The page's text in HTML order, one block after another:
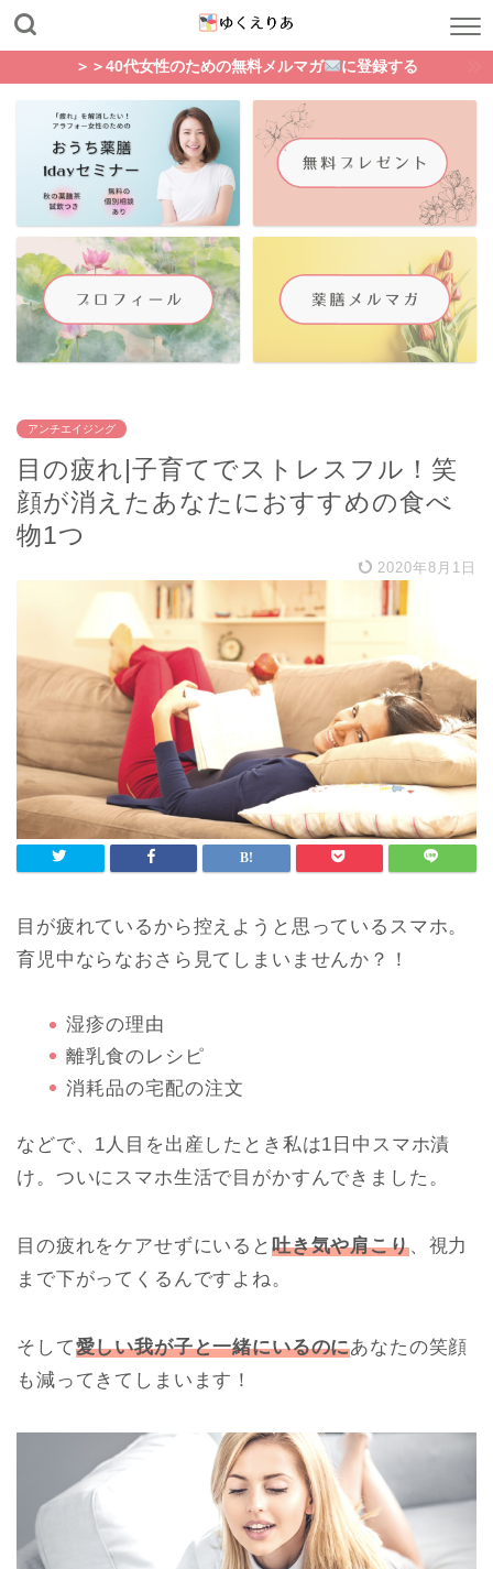
＞＞40代女性のための無料メルマガ に登録する
アンチエイジング
目の疲れ|子育てでストレスフル！笑
顔が消えたあなたにおすすめの食べ
物1つ
2020年8月1日
目が疲れているから控えようと思っているスマホ。
育児中ならなおさら見てしまいませんか？！
湿疹の理由
離乳食のレシピ
消耗品の宅配の注文
などで、1人目を出産したとき私は1日中スマホ漬
け。ついにスマホ生活で目がかすんできました。
目の疲れをケアせずにいると 吐き気や肩こり、視力
まで下がってくるんですよね。
そして愛しい我が子と一緒にいるのにあなたの笑顔
も減ってきてしまいます！